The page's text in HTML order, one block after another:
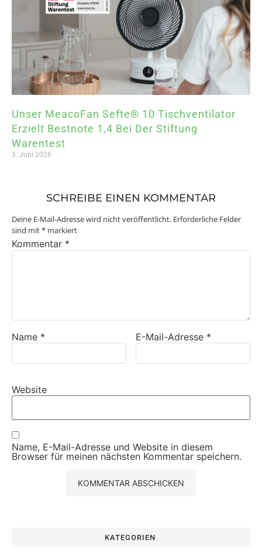
Unser MeacoFan Sefte® 10 Tischventilator
Erzielt Bestnote 1,4 Bei Der Stiftung
Warentest
3. Juni 2026
SCHREIBE EINEN KOMMENTAR
Deine E-Mail-Adresse wird nicht veröffentlicht. Erforderliche Felder
sind mit* markiert
Kommentar *
Name * E-Mail-Adresse *
Website
Name, E-Mail-Adresse und Website in diesem
Browser für meinen nächsten Kommentar speichern.
KATEGORIEN